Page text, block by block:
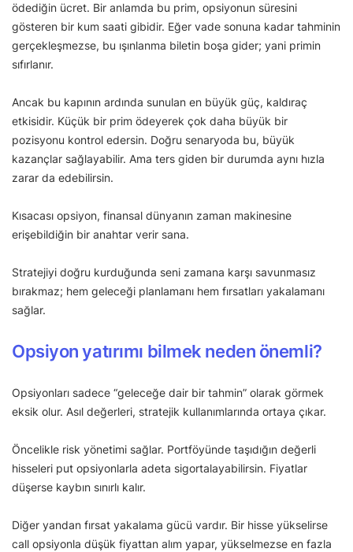
ödediğin ücret. Bir anlamda bu prim, opsiyonun süresini
gösteren bir kum saati gibidir. Eğer vade sonuna kadar tahminin
gerçekleşmezse, bu ışınlanma biletin boşa gider; yani primin
sıfırlanır.
Ancak bu kapının ardında sunulan en büyük güç, kaldıraç
etkisidir. Küçük bir prim ödeyerek çok daha büyük bir
pozisyonu kontrol edersin. Doğru senaryoda bu, büyük
kazançlar sağlayabilir. Ama ters giden bir durumda aynı hızla
zarar da edebilirsin.
Kısacası opsiyon, finansal dünyanın zaman makinesine
erişebildiğin bir anahtar verir sana.
Stratejiyi doğru kurduğunda seni zamana karşı savunmasız
bırakmaz; hem geleceği planlamanı hem fırsatları yakalamanı
sağlar.
Opsiyon yatırımı bilmek neden önemli?
Opsiyonları sadece “geleceğe dair bir tahmin” olarak görmek
eksik olur. Asıl değerleri, stratejik kullanımlarında ortaya çıkar.
Öncelikle risk yönetimi sağlar. Portföyünde taşıdığın değerli
hisseleri put opsiyonlarla adeta sigortalayabilirsin. Fiyatlar
düşerse kaybın sınırlı kalır.
Diğer yandan fırsat yakalama gücü vardır. Bir hisse yükselirse
call opsiyonla düşük fiyattan alım yapar, yükselmezse en fazla